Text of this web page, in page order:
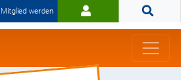
Mitglied werden